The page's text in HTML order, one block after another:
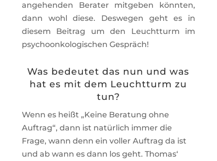
angehenden Berater mitgeben könnten,
dann wohl diese. Deswegen geht es in
diesem Beitrag um den Leuchtturm im
psychoonkologischen Gespräch!
Was bedeutet das nun und was
hat es mit dem Leuchtturm zu
tun?
Wenn es heißt „Keine Beratung ohne
Auftrag“, dann ist natürlich immer die
Frage, wann denn ein voller Auftrag da ist
und ab wann es dann los geht. Thomas‘